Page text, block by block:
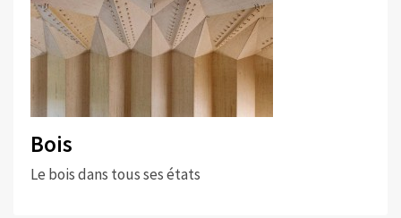
Bois
Le bois dans tous ses états